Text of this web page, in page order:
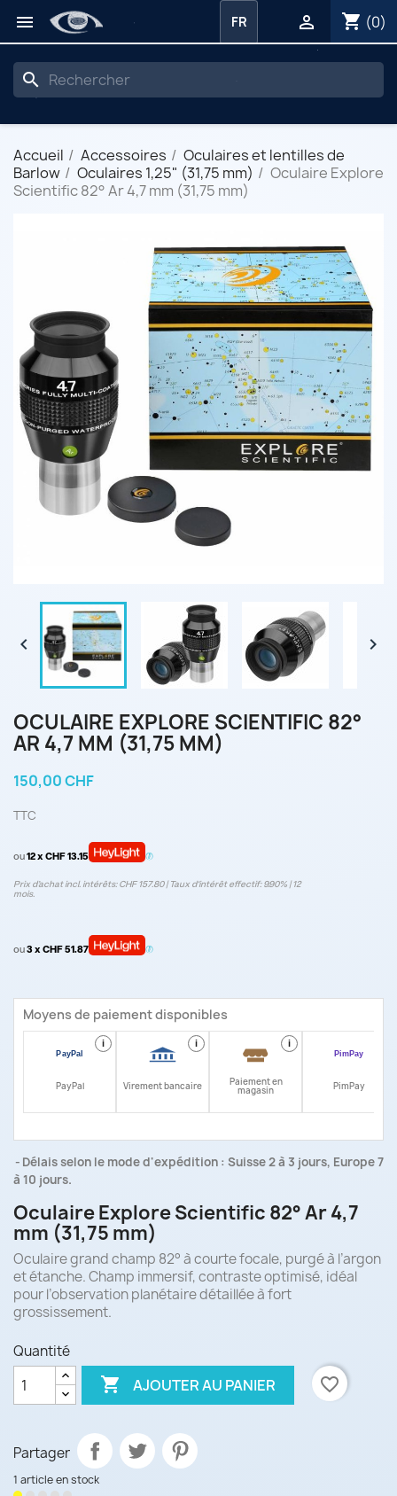
 shopping_cart (0)

FR
search
Accueil Accessoires
Oculaires et lentilles de
Barlow
Oculaires 1,25" (31,75 mm)
Oculaire Explore
Scientific 82° Ar 4,7 mm (31,75 mm)
 
OCULAIRE EXPLORE SCIENTIFIC 82°
AR 4,7 MM (31,75 MM)
150,00 CHF
TTC
ou12 x CHF 13.15
Prix d’achat incl. intérêts: CHF 157.80 | Taux d‘intérêt effectif: 9.90% | 12
mois.
ou3 x CHF 51.87
Moyens de paiement disponibles
i
PayPal
i
Virement bancaire
i
Paiement en
magasin PimPay
Délais selon le mode d'expédition : Suisse 2 à 3 jours, Europe 7
à 10 jours.
Oculaire Explore Scientific 82° Ar 4,7
mm (31,75 mm)
Oculaire grand champ 82° à courte focale, purgé à l’argon
et étanche. Champ immersif, contraste optimisé, idéal
pour l’observation planétaire détaillée à fort
grossissement.
Quantité
 AJOUTER AU PANIER favorite_border
Partager
1 article en stock